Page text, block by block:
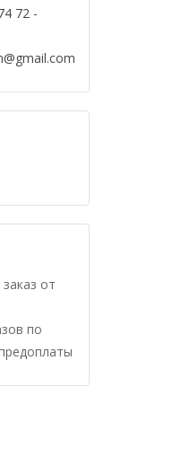
72 -
от
по